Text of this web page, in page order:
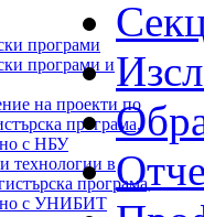
програми
програми и
на проекти по
програма,
с НБУ
технологии в
програма,
с УНИБИТ